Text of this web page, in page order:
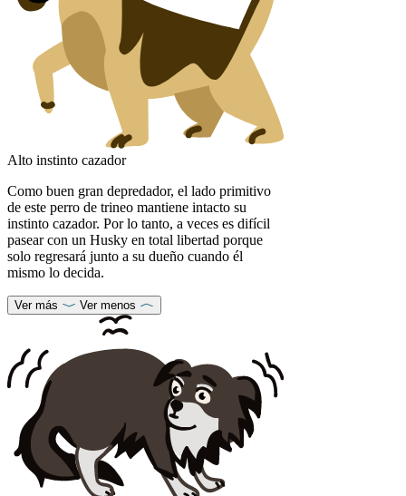
Alto instinto cazador
Como buen gran depredador, el lado primitivo
de este perro de trineo mantiene intacto su
instinto cazador. Por lo tanto, a veces es difícil
pasear con un Husky en total libertad porque
solo regresará junto a su dueño cuando él
mismo lo decida.
Ver más Ver menos